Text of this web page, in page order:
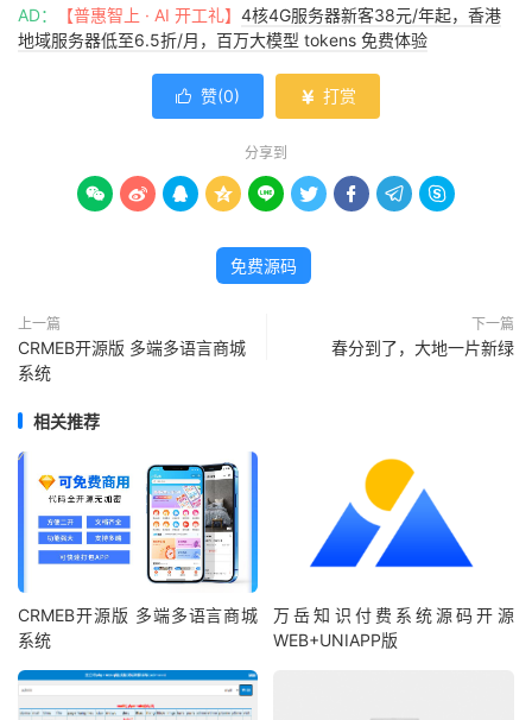
AD： 【普惠智上 · AI 开工礼】 4核4G服务器新客38元/年起，香港
地域服务器低至6.5折/月，百万大模型 tokens 免费体验
 赞(0)  打赏
分享到
        
免费源码
上一篇
CRMEB开源版 多端多语言商城
系统
下一篇
春分到了，大地一片新绿
相关推荐
CRMEB开源版 多端多语言商城
系统
万岳知识付费系统源码开源
WEB+UNIAPP版